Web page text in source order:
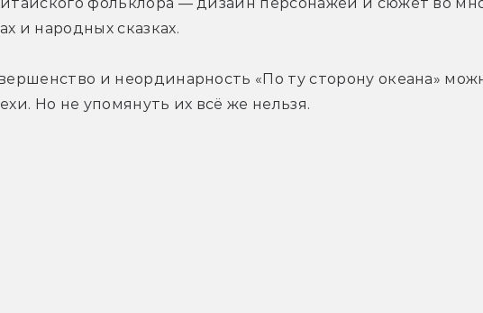
и народных сказках.
и неординарность «По ту сторону океана»
Но не упомянуть их всё же нельзя.